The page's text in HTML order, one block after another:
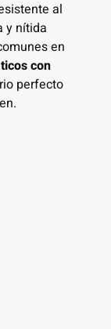
al
y nítida
en
con
perfecto